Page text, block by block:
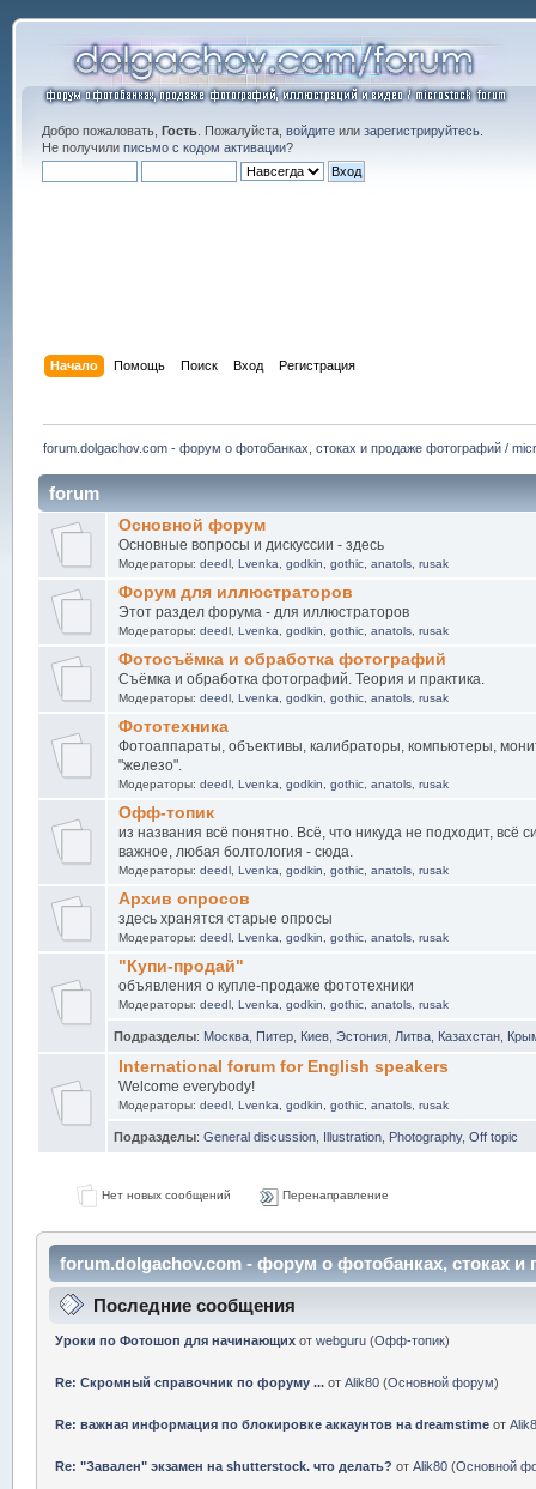
Добро пожаловать, Гость. Пожалуйста, войдитеили зарегистрируйтесь.
Не получили письмо с кодом активации?
Начало Помощь Поиск Вход Регистрация
forum.dolgachov.com - форум о фотобанках, стоках и продаже фотографий /
forum
Основной форум
Основные вопросы и дискуссии - здесь
Модераторы: deedl, Lvenka godkin gothic, anatols, rusak
Форум для иллюстраторов
Этот раздел форума - для иллюстраторов
Модераторы: deedl, Lvenka godkin gothic, anatols, rusak
Фотосъёмка и обработка фотографий
Съёмка и обработка фотографий. Теория и практика.
Модераторы: deedl, Lvenka godkin gothic, anatols, rusak
Фототехника
Фотоаппараты, объективы, калибраторы, компьютеры,
"железо".
Модераторы: deedl, Lvenka godkin gothic, anatols, rusak
Офф-топик
из названия всё понятно. Всё, что никуда не подходит, всё
важное, любая болтология - сюда.
Модераторы: deedl, Lvenka godkin gothic, anatols, rusak
Архив опросов
здесь хранятся старые опросы
Модераторы: deedl, Lvenka godkin gothic, anatols, rusak
"Купи-продай"
объявления о купле-продаже фототехники
Модераторы: deedl, Lvenka godkin gothic, anatols, rusak
Подразделы: Москва, Питер, Киев, Эстония, Литва, Казахстан,
International forum for English speakers
Welcome everybody!
Модераторы: deedl, Lvenka godkin gothic, anatols, rusak
Подразделы: General discussion, Illustration, Photography, Off topic
Нет новых сообщений Перенаправление
forum.dolgachov.com - форум о фотобанках, стоках
центрПоследние сообщения
Уроки по Фотошоп для начинающих отwebguru (Офф-топик)
Re: Скромный справочник по форуму ... отAlik80 (Основной форум)
Re: важная информация по блокировке аккаунтов на dreamstime от
Re: "Завален" экзамен на shutterstock. что делать? отAlik80 (Основной